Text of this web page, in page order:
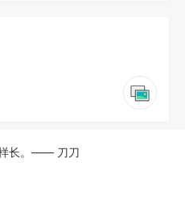
长。—— 刀刀